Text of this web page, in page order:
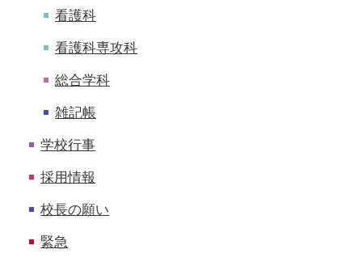
看護科
看護科専攻科
総合学科
雑記帳
学校行事
採用情報
校長の願い
緊急